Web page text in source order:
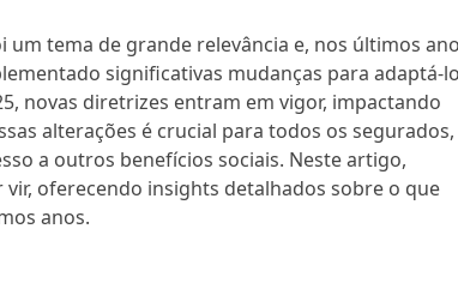
tema de grande relevância e, nos últimos
significativas mudanças para adaptá-
novas diretrizes entram em vigor, impactando
alterações é crucial para todos os segurados,
a outros benefícios sociais. Neste artigo,
oferecendo insights detalhados sobre o que
anos.